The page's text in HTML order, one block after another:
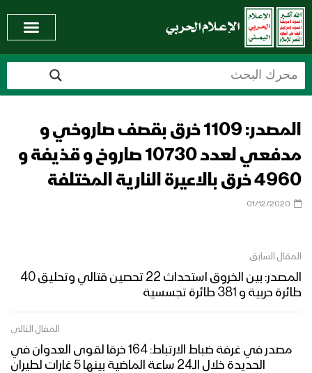
المصدر: 1109 خرق بقصف صاروخي و
مدفعي لعدد 10730 صاروخ و قذيفة و
4960 خرق بالاعيرة النارية المختلفة
01/12/2020
المقال السابق
المصدر: بين الخروق استحداث 22 تحصين قتالي وتحليق 40
طائرة حربية و 381 طائرة تجسسية
المقال التالي
مصدر في غرفة ضباط الارتباط: 164 خرقا لقوى العدوان في
الحديدة خلال الـ24 ساعة الماضية بينها 5 غارات لطيران